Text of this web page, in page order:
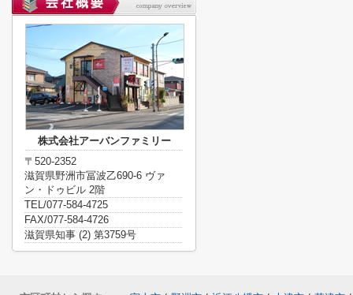
株式会社アーバンファミリー
〒520-2352
滋賀県野洲市冨波乙690-6 ヴァ
ン・ドゥビル 2階
TEL/077-584-4725
FAX/077-584-4726
滋賀県知事 (2) 第3759号